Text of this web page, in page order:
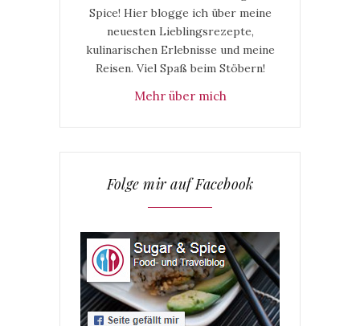
Spice! Hier blogge ich über meine
neuesten Lieblingsrezepte,
kulinarischen Erlebnisse und meine
Reisen. Viel Spaß beim Stöbern!
Mehr über mich
Folge mir auf Facebook